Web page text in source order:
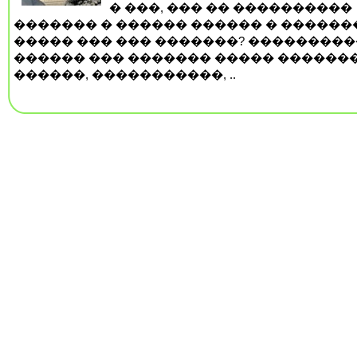
� ���, ��� �� ����������
������� � ������ ������ �
����� ��� ��� �������?
������ ��� ������� �����
������, �����������, ..